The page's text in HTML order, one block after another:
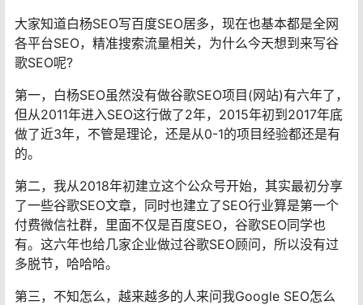
大家知道白杨SEO写百度SEO居多，现在也基本都是全网
各平台SEO，精准搜索流量相关，为什么今天想到来写谷
歌SEO呢?
第一，白杨SEO虽然没有做谷歌SEO项目(网站)有六年了，
但从2011年进入SEO这行做了2年，2015年初到2017年底
做了近3年，不管是理论，还是从0-1的项目经验都还是有
的。
第二，我从2018年初建立这个公众号开始，其实最初分享
了一些谷歌SEO文章，同时也建立了SEO行业算是第一个
付费微信社群，里面不仅是百度SEO，谷歌SEO同学也
有。这六年也给几家企业做过谷歌SEO顾问，所以没有过
多脱节，哈哈哈。
第三，不知怎么，越来越多的人来问我Google SEO怎么